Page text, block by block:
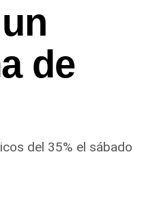
de
del 35% el sábado